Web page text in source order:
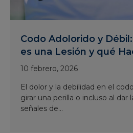
Codo Adolorido y
es una Lesión y qué
10 febrero, 2026
El dolor y la debilidad en el
girar una perilla o incluso al dar
señales de...